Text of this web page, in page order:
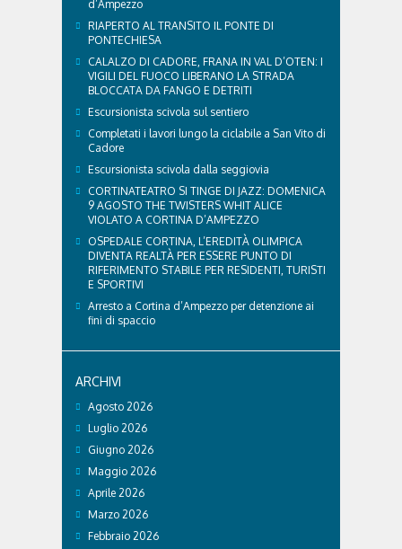
d’Ampezzo
RIAPERTO AL TRANSITO IL PONTE DI
PONTECHIESA
CALALZO DI CADORE, FRANA IN VAL D’OTEN: I
VIGILI DEL FUOCO LIBERANO LA STRADA
BLOCCATA DA FANGO E DETRITI
Escursionista scivola sul sentiero
Completati i lavori lungo la ciclabile a San Vito di
Cadore
Escursionista scivola dalla seggiovia
CORTINATEATRO SI TINGE DI JAZZ: DOMENICA
9 AGOSTO THE TWISTERS WHIT ALICE
VIOLATO A CORTINA D’AMPEZZO
OSPEDALE CORTINA, L’EREDITÀ OLIMPICA
DIVENTA REALTÀ PER ESSERE PUNTO DI
RIFERIMENTO STABILE PER RESIDENTI, TURISTI
E SPORTIVI
Arresto a Cortina d’Ampezzo per detenzione ai
fini di spaccio
ARCHIVI
Agosto 2026
Luglio 2026
Giugno 2026
Maggio 2026
Aprile 2026
Marzo 2026
Febbraio 2026